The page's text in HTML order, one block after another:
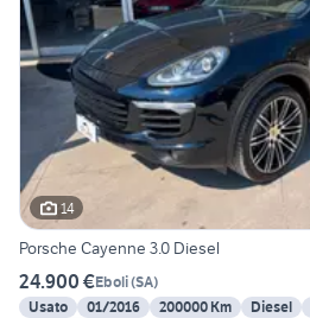
14
Porsche Cayenne 3.0 Diesel
24.900 €Eboli(SA)
Usato
01/2016 200000 Km Diesel